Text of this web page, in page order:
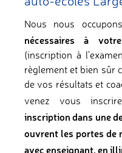
Nous nous
nécessaires à
(inscription à
règlement et bien sûr
de vos résultats et
venez vous
inscription dans une
ouvrent les portes de
avec enseignant, en